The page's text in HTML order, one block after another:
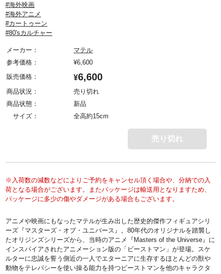
#海外映画
#海外アニメ
#カートゥーン
#80'sカルチャー
メーカー：
マテル
参考価格：
¥6,600
販売価格：
¥6,600
商品状況：
売り切れ
商品状態：
新品
サイズ：
全高約15cm
売り切れ
※入荷数の減数などによりご予約をキャンセル頂く場合や、分納での入
荷となる場合がございます。またパッケージは輸送用となりますため、
パッケージに多少の傷やダメージがある場合もございます。
アニメや映画にもなったマテルが生み出した歴史的傑作フィギュアシリ
ーズ『マスターズ・オブ・ユニバース』。80年代のオリジナルを踏襲し
たオリジンズシリーズから、当時のアニメ『Masters of the Universe』に
インスパイアされたアニメーション版の「ビーストマン」が登場。スケ
ルターに忠誠を誓う側近の一人でエターニアに生存するほとんどの獣や
動物をテレパシーを使い操る能力を持つビーストマンを他のキャラクタ